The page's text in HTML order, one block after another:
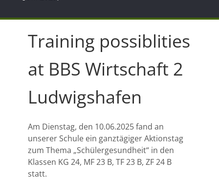
Training possiblities
at BBS Wirtschaft 2
Ludwigshafen
Am Dienstag, den 10.06.2025 fand an
unserer Schule ein ganztägiger Aktionstag
zum Thema „Schülergesundheit“ in den
Klassen KG 24, MF 23 B, TF 23 B, ZF 24 B
statt.